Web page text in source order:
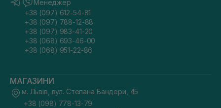
Менеджер
+38 (097) 612-54-81
+38 (097) 788-12-88
+38 (097) 983-41-20
+38 (068) 693-46-00
+38 (068) 951-22-86
МАГАЗИНИ
м. Львів, вул. Степана Бандери, 45
+38 (098) 778-13-79